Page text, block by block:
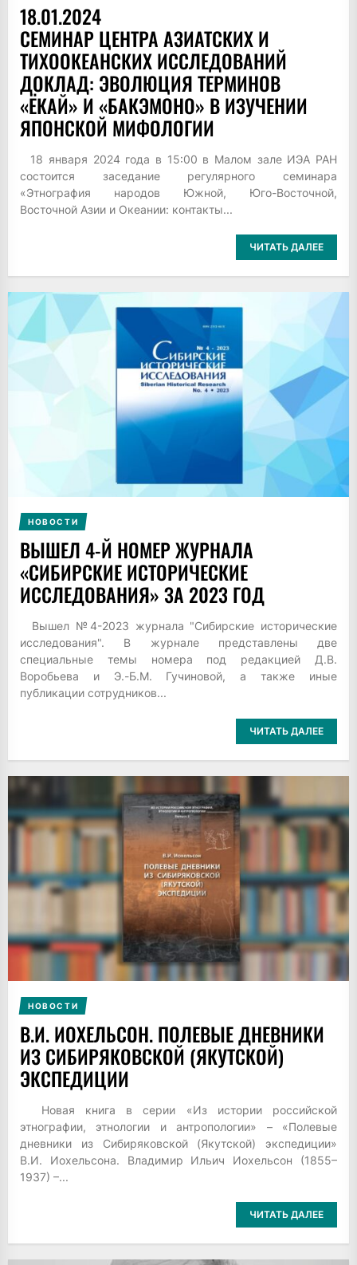
18.01.2024
СЕМИНАР ЦЕНТРА АЗИАТСКИХ И
ТИХООКЕАНСКИХ ИССЛЕДОВАНИЙ
ДОКЛАД: ЭВОЛЮЦИЯ ТЕРМИНОВ
«ЁКАЙ» И «БАКЭМОНО» В ИЗУЧЕНИИ
ЯПОНСКОЙ МИФОЛОГИИ
18 января 2024 года в 15:00 в Малом зале ИЭА РАН
состоится заседание регулярного семинара
«Этнография народов Южной, Юго-Восточной,
Восточной Азии и Океании: контакты...
ЧИТАТЬ ДАЛЕЕ
НОВОСТИ
ВЫШЕЛ 4-Й НОМЕР ЖУРНАЛА
«СИБИРСКИЕ ИСТОРИЧЕСКИЕ
ИССЛЕДОВАНИЯ» ЗА 2023 ГОД
Вышел №4-2023 журнала "Сибирские исторические
исследования". В журнале представлены две
специальные темы номера под редакцией Д.В.
Воробьева и Э.-Б.М. Гучиновой, а также иные
публикации сотрудников...
ЧИТАТЬ ДАЛЕЕ
НОВОСТИ
В.И. ИОХЕЛЬСОН. ПОЛЕВЫЕ ДНЕВНИКИ
ИЗ СИБИРЯКОВСКОЙ (ЯКУТСКОЙ)
ЭКСПЕДИЦИИ
Новая книга в серии «Из истории российской
этнографии, этнологии и антропологии» – «Полевые
дневники из Сибиряковской (Якутской) экспедиции»
В.И. Иохельсона. Владимир Ильич Иохельсон (1855–
1937) –...
ЧИТАТЬ ДАЛЕЕ